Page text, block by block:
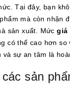
Tại đây, bạn
mà còn nhận
sản xuất. Mứcgiá
có thể cao hơn so
và sự an tâm là
sản